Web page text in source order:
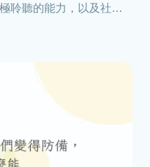
聆聽的能力，以及社工
尋答案走到今日。